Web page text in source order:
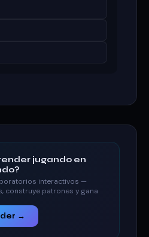
jugando en
interactivos —
construye patrones y gana
→